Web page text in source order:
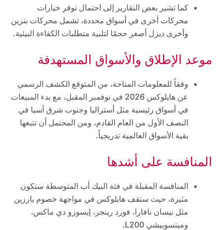
كما تشير بعض التقارير إلى احتمال توفر خيارات
محركات أخرى في أسواق محددة، تشمل محركات بنزين
وأخرى ديزل أصغر حجمًا لتلبية متطلبات الكفاءة البيئية.
موعد الإطلاق والأسواق المستهدفة
وفقاً للمعلومات المتاحة، من المتوقع الكشف الرسمي
عن هايلوكس 2026 في نوفمبر المقبل، مع بدء المبيعات
في أسواق رئيسية مثل أستراليا وجنوب شرق آسيا في
النصف الأول من العام القادم، ومن المحتمل أن تتبعها
بقية الأسواق العالمية تدريجياً.
المنافسة على أشدها
المنافسة المقبلة في فئة البيك أب المتوسطة ستكون
مثيرة، حيث ستقف هايلوكس في مواجهة خصوم بارزين
مثل نيسان نافارا، فورد رينجر، إيسوزو دي ماكس،
وميتسوبيشي L200.